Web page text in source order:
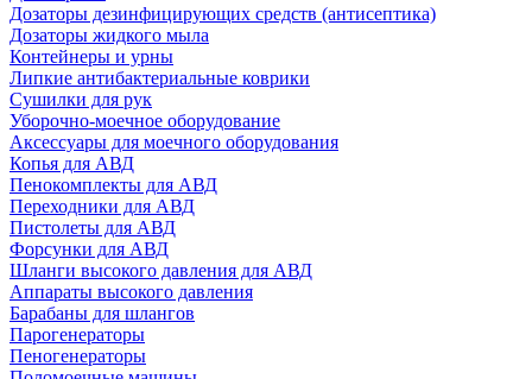
Дозаторы дезинфицирующих средств (антисептика)
Дозаторы жидкого мыла
Контейнеры и урны
Липкие антибактериальные коврики
Сушилки для рук
Уборочно-моечное оборудование
Аксессуары для моечного оборудования
Копья для АВД
Пенокомплекты для АВД
Переходники для АВД
Пистолеты для АВД
Форсунки для АВД
Шланги высокого давления для АВД
Аппараты высокого давления
Барабаны для шлангов
Парогенераторы
Пеногенераторы